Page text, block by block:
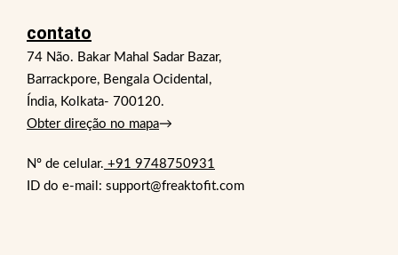
contato
74 Não. Bakar Mahal Sadar Bazar,
Barrackpore, Bengala Ocidental,
Índia, Kolkata- 700120.
Obter direção no mapa→
Nº de celular. +91 9748750931
ID do e-mail: support@freaktofit.com